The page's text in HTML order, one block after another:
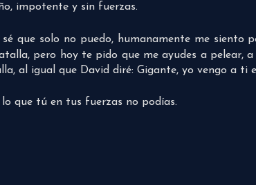
impotente y sin fuerzas.
sé que solo no puedo, humanamente me siento
pero hoy te pido que me ayudes a pelear,
al igual que David diré: Gigante, yo vengo a ti
que tú en tus fuerzas no podías.